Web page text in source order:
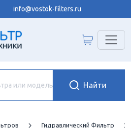
info@vostok-filters.ru
Гидравлический Фильтр